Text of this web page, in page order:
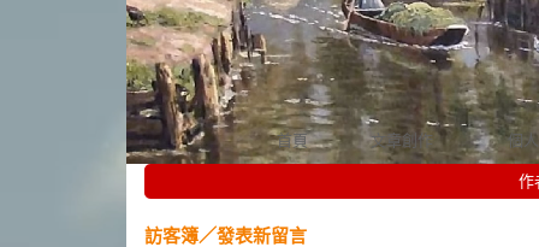
首頁 文章創作 個
作
訪客簿／發表新留言